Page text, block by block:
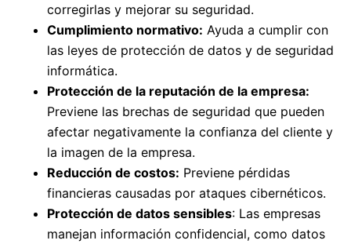
corregirlas y mejorar su seguridad.
Cumplimiento normativo: Ayuda a cumplir con
las leyes de protección de datos y de seguridad
informática.
Protección de la reputación de la empresa:
Previene las brechas de seguridad que pueden
afectar negativamente la confianza del cliente y
la imagen de la empresa.
Reducción de costos: Previene pérdidas
financieras causadas por ataques cibernéticos.
Protección de datos sensibles: Las empresas
manejan información confidencial, como datos